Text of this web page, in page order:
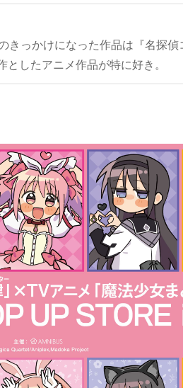
きっかけになった作品は『名探偵
したアニメ作品が特に好き。